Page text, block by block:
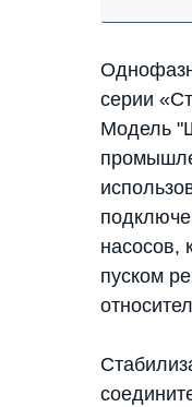
серии
Модель
насосов,
пуском